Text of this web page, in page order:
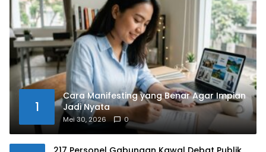
1
Cara Manifesting yang Benar Agar Impian
Jadi Nyata
Mei 30, 2026 0